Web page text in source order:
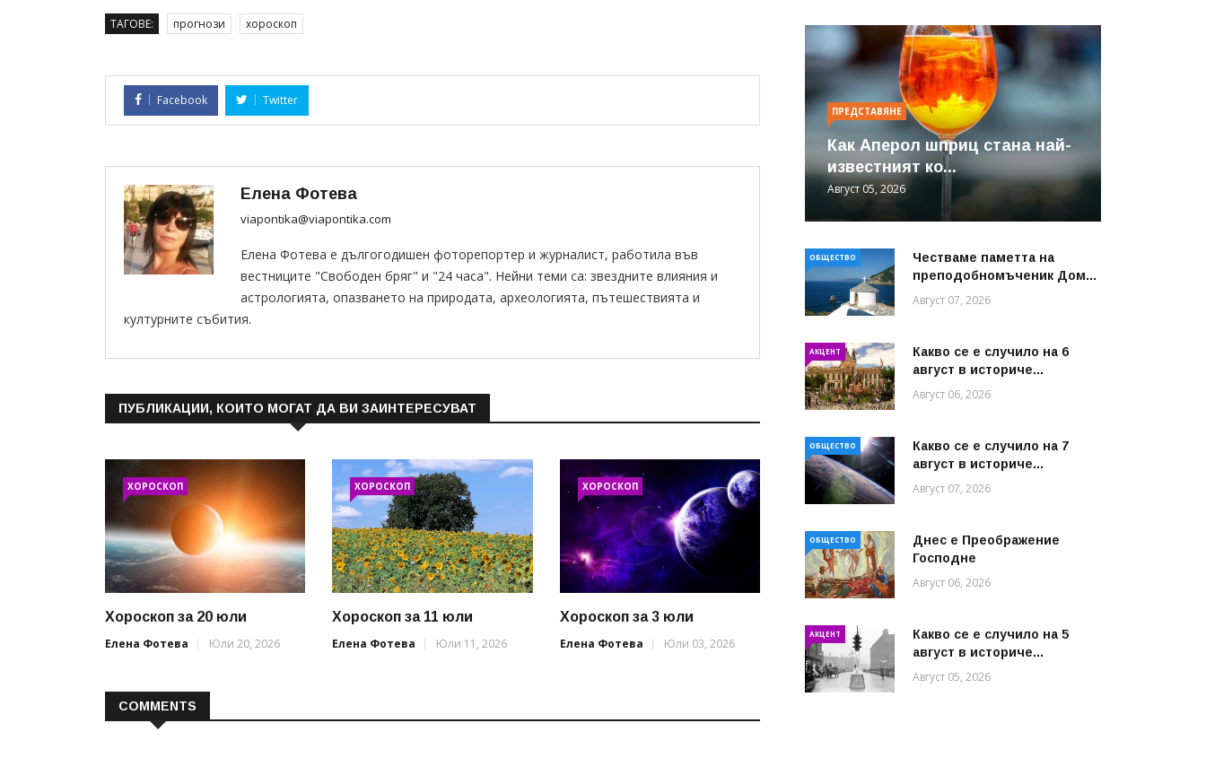
ТАГОВЕ: прогнози хороскоп
Facebook Twitter
Елена Фотева
viapontika@viapontika.com
Елена Фотева е дългогодишен фоторепортер и журналист, работила във
вестниците "Свободен бряг" и "24 часа". Нейни теми са: звездните влияния и
астрологията, опазването на природата, археологията, пътешествията и
културните събития.
ПУБЛИКАЦИИ, КОИТО МОГАТ ДА ВИ ЗАИНТЕРЕСУВАТ
ХОРОСКОП
Хороскоп за 20 юли
Елена Фотева
Юли 20, 2026
ХОРОСКОП
Хороскоп за 11 юли
Елена Фотева
Юли 11, 2026
ХОРОСКОП
Хороскоп за 3 юли
Елена Фотева
Юли 03, 2026
COMMENTS
ПРЕДСТАВЯНЕ
Как Аперол шприц стана най-
известният ко...
Август 05, 2026
ОБЩЕСТВО
Честваме паметта на
преподобномъченик Дом...
Август 07, 2026
АКЦЕНТ
Какво се е случило на 6
август в историче...
Август 06, 2026
ОБЩЕСТВО
Какво се е случило на 7
август в историче...
Август 07, 2026
ОБЩЕСТВО
Днес е Преображение
Господне
Август 06, 2026
АКЦЕНТ
Какво се е случило на 5
август в историче...
Август 05, 2026